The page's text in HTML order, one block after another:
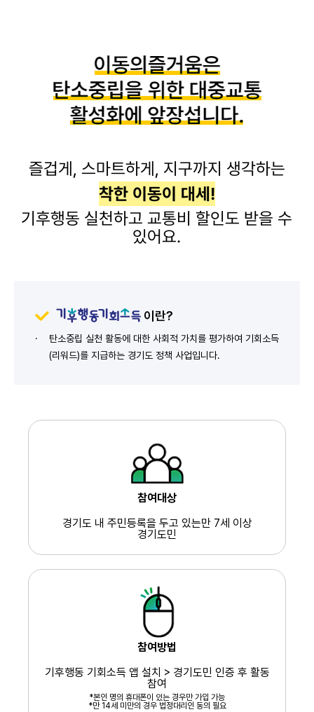
즐겁게, 스마트하게, 지구까지 생각하는
착한 이동이 대세!
기후행동 실천하고 교통비 할인도 받을 수
있어요.
이란?
탄소중립 실천 활동에 대한 사회적 가치를 평가하여 기회소득
(리워드)를 지급하는 경기도 정책 사업입니다.
참여대상
경기도 내 주민등록을 두고 있는만 7세 이상
경기도민
참여방법
기후행동 기회소득 앱 설치 > 경기도민 인증 후 활동
참여
*본인 명의 휴대폰이 있는 경우만 가입 가능
*만 14세 미만의 경우 법정대리인 동의 필요